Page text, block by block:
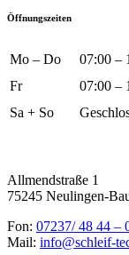
Öffnungszeiten
Mo – Do
07:00 –
Fr
07:00 –
Sa + So
Allmendstraße 1
75245 Neulingen-
Fon: 07237/ 48 44 –
Mail: info@schleif-